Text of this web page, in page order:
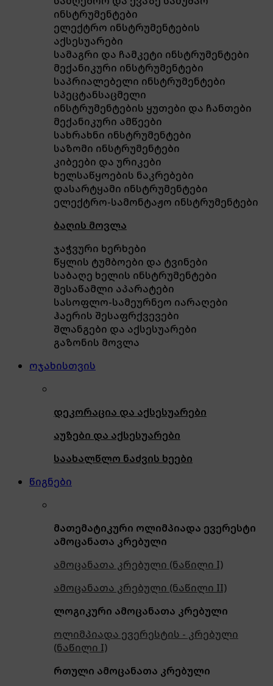
ინსტრუმენტები
ელექტრო ინსტრუმენტების
აქსესუარები
სამაგრი და ჩამკეტი ინსტრუმენტები
მექანიკური ინსტრუმენტები
საპრიალებელი ინსტრუმენტები
სპეცტანსაცმელი
ინსტრუმენტების ყუთები და ჩანთები
მექანიკური ამწეები
სახრახნი ინსტრუმენტები
საზომი ინსტრუმენტები
კიბეები და ურიკები
ხელსაწყოების ნაკრებები
დასარტყამი ინსტრუმენტები
ელექტრო-სამონტაჟო ინსტრუმენტები
ბაღის მოვლა
ჯაჭვური ხერხები
წყლის ტუმბოები და ტვინები
საბაღე ხელის ინსტრუმენტები
შესაწამლი აპარატები
სასოფლო-სამეურნეო იარაღები
ჰაერის შესაფრქვევები
შლანგები და აქსესუარები
გაზონის მოვლა
ოჯახისთვის
დეკორაცია და აქსესუარები
აუზები და აქსესუარები
საახალწლო ნაძვის ხეები
წიგნები
მათემატიკური ოლიმპიადა ევერესტი
ამოცანათა კრებული
ამოცანათა კრებული (ნაწილი I)
ამოცანათა კრებული (ნაწილი II)
ლოგიკური ამოცანათა კრებული
ოლიმპიადა ევერესტის - კრებული
(ნაწილი I)
რთული ამოცანათა კრებული